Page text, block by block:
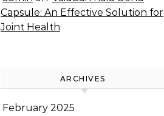
Capsule: An Effective Solution for
Joint Health
ARCHIVES
February 2025